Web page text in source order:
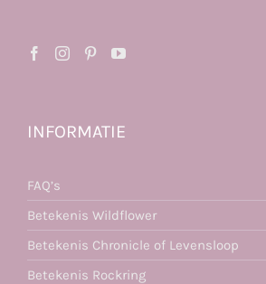
INFORMATIE
FAQ’s
Betekenis Wildflower
Betekenis Chronicle of Levensloop
Betekenis Rockring